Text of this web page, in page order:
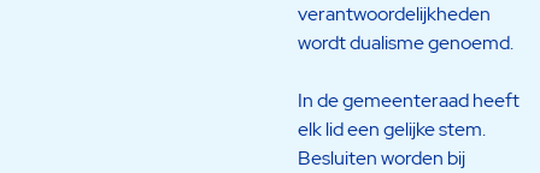
verantwoordelijkheden
wordt dualisme genoemd.
In de gemeenteraad heeft
elk lid een gelijke stem.
Besluiten worden bij